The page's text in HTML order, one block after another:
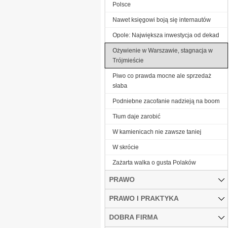
Polsce
Nawet księgowi boją się internautów
Opole: Największa inwestycja od dekad
Ożywienie w Warszawie, stagnacja w
Trójmieście
Piwo co prawda mocne ale sprzedaż
słaba
Podniebne zacofanie nadzieją na boom
Tłum daje zarobić
W kamienicach nie zawsze taniej
W skrócie
Zażarta walka o gusta Polaków
PRAWO
PRAWO I PRAKTYKA
DOBRA FIRMA